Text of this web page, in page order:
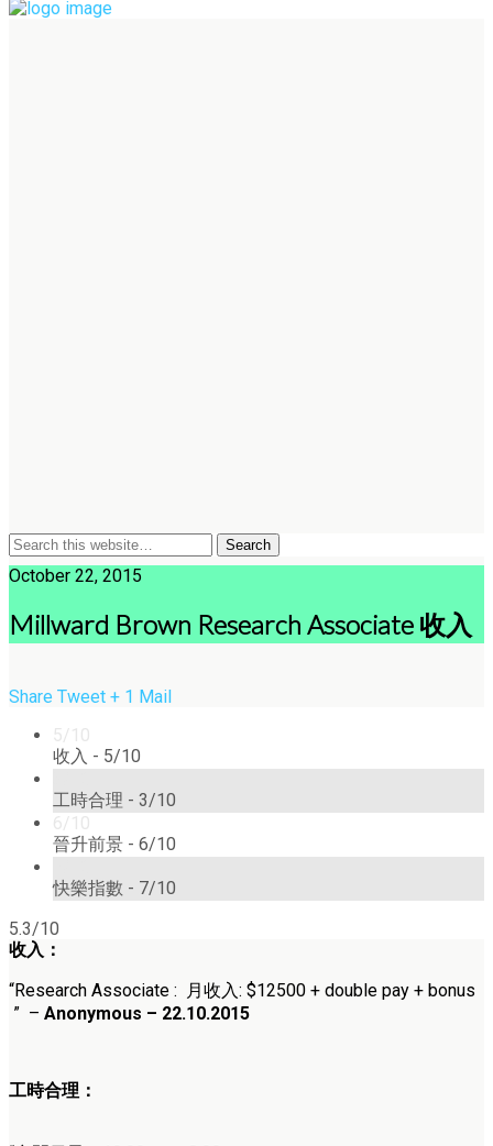
October 22, 2015
Millward Brown Research Associate 收入
Share Tweet + 1 Mail
5/10
收入 - 5/10
工時合理 - 3/10
6/10
晉升前景 - 6/10
快樂指數 - 7/10
5.3/10
收入：
“Research Associate : 月收入: $12500 + double pay + bonus
” – Anonymous – 22.10.2015
工時合理：